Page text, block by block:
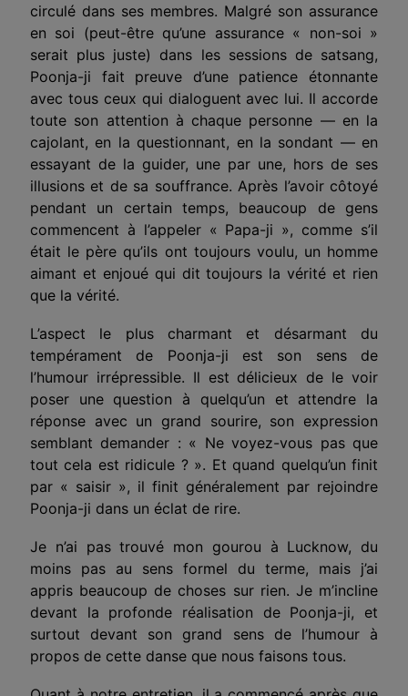
circulé dans ses membres. Malgré son assurance
en soi (peut-être qu’une assurance « non-soi »
serait plus juste) dans les sessions de satsang,
Poonja-ji fait preuve d’une patience étonnante
avec tous ceux qui dialoguent avec lui. Il accorde
toute son attention à chaque personne — en la
cajolant, en la questionnant, en la sondant — en
essayant de la guider, une par une, hors de ses
illusions et de sa souffrance. Après l’avoir côtoyé
pendant un certain temps, beaucoup de gens
commencent à l’appeler « Papa-ji », comme s’il
était le père qu’ils ont toujours voulu, un homme
aimant et enjoué qui dit toujours la vérité et rien
que la vérité.
L’aspect le plus charmant et désarmant du
tempérament de Poonja-ji est son sens de
l’humour irrépressible. Il est délicieux de le voir
poser une question à quelqu’un et attendre la
réponse avec un grand sourire, son expression
semblant demander : « Ne voyez-vous pas que
tout cela est ridicule ? ». Et quand quelqu’un finit
par « saisir », il finit généralement par rejoindre
Poonja-ji dans un éclat de rire.
Je n’ai pas trouvé mon gourou à Lucknow, du
moins pas au sens formel du terme, mais j’ai
appris beaucoup de choses sur rien. Je m’incline
devant la profonde réalisation de Poonja-ji, et
surtout devant son grand sens de l’humour à
propos de cette danse que nous faisons tous.